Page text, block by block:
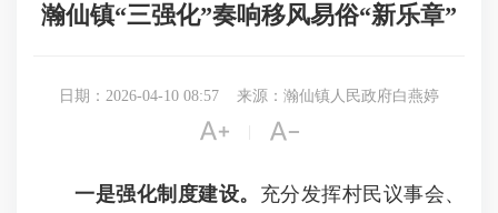
瀚仙镇“三强化”奏响移风易俗“新乐章”
日期：2026-04-10 08:57 来源：瀚仙镇人民政府白燕婷
 
一是强化制度建设。 充分发挥村民议事会、